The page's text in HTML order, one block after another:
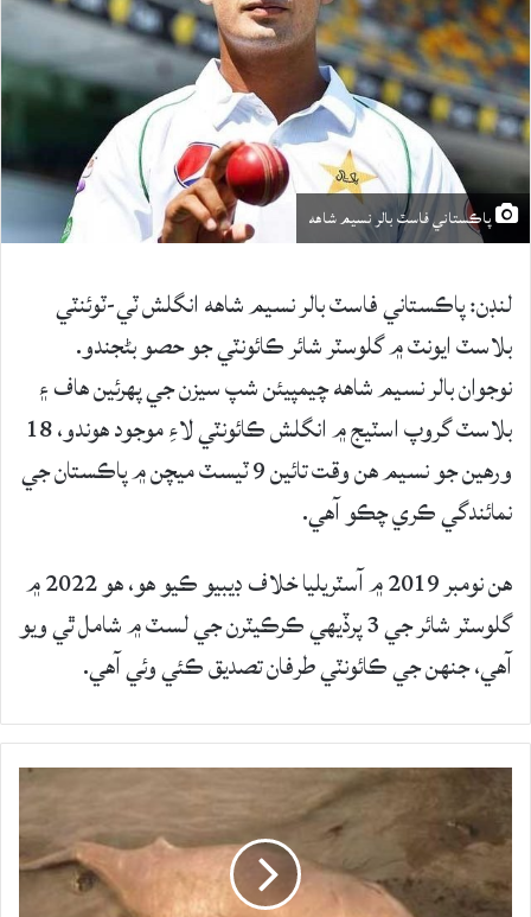
پاڪستاني فاسٽ بالر نسيم شاهه
لنڊن: پاڪستاني فاسٽ بالر نسيم شاهه انگلش ٽي-ٽوئنٽي
بلاسٽ ايونٽ ۾ گلوسٽر شائر ڪائونٽي جو حصو بڻجندو.
نوجوان بالر نسيم شاهه چيمپيئن شپ سيزن جي پهرئين هاف ۽
بلاسٽ گروپ اسٽيج ۾ انگلش ڪائونٽي لاءِ موجود هوندو، 18
ورهين جو نسيم هن وقت تائين 9 ٽيسٽ ميچن ۾ پاڪستان جي
نمائندگي ڪري چڪو آهي.
هن نومبر 2019 ۾ آسٽريليا خلاف ڊيبيو ڪيو هو، هو 2022 ۾
گلوسٽر شائر جي 3 پرڏيهي ڪرڪيٽرن جي لسٽ ۾ شامل ٿي ويو
آهي، جنهن جي ڪائونٽي طرفان تصديق ڪئي وئي آهي.